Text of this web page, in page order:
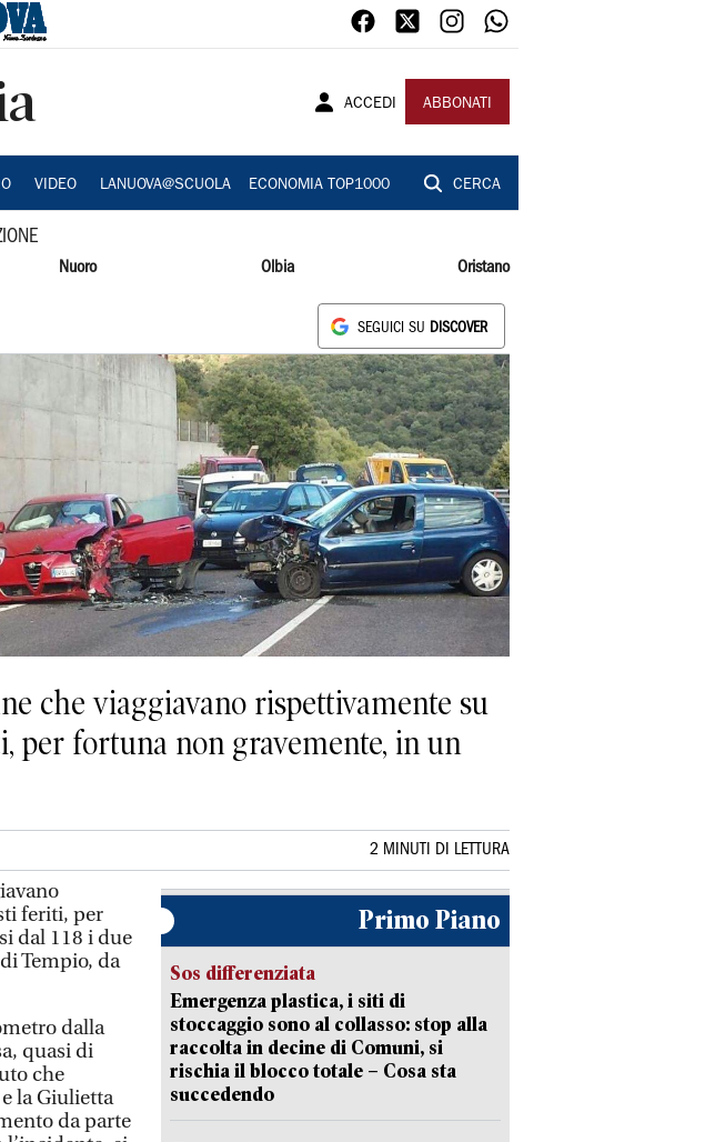
ACCEDI ABBONATI
VIDEO LANUOVA@SCUOLA ECONOMIA TOP1000 CERCA
Nuoro Olbia Oristano
SEGUICI SU DISCOVER
che viaggiavano rispettivamente su
per fortuna non gravemente, in un
2 MINUTI DI LETTURA
feriti, per
dal 118 i due
Tempio, da
dalla
quasi di
che
la Giulietta
da parte
Primo Piano
Sos differenziata
Emergenza plastica, i siti di
stoccaggio sono al collasso: stop alla
raccolta in decine di Comuni, si
rischia il blocco totale – Cosa sta
succedendo